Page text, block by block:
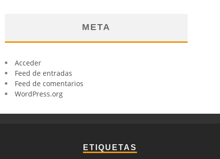
META
Acceder
Feed de entradas
Feed de comentarios
WordPress.org
ETIQUETAS